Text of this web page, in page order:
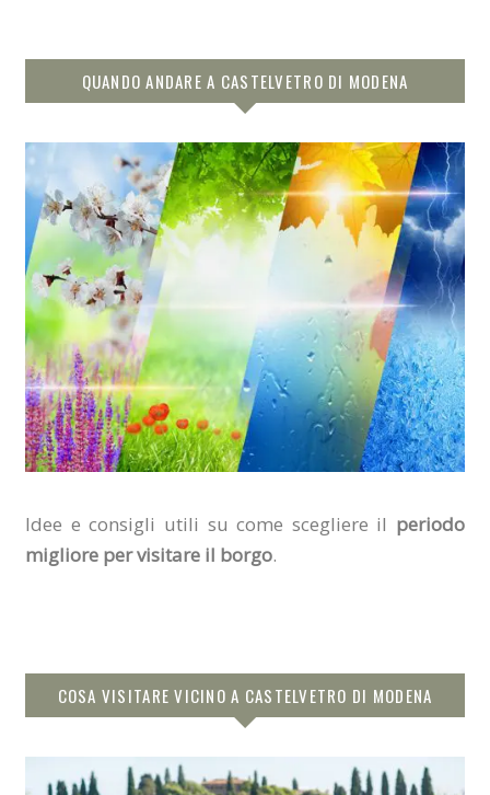
QUANDO ANDARE A CASTELVETRO DI MODENA
Idee e consigli utili su come scegliere il periodo
migliore per visitare il borgo.
COSA VISITARE VICINO A CASTELVETRO DI MODENA